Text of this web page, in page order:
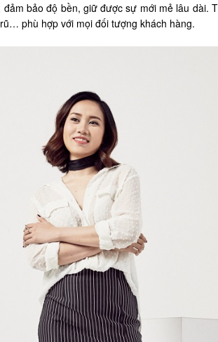
bảo độ bền, giữ được sự mới mẻ lâu dài.
phù hợp với mọi đối tượng khách hàng.